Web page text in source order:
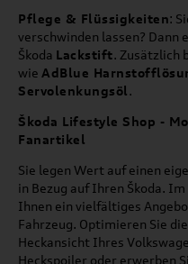
Pflege & Flüssigkeiten:
verschwinden lassen? Dann
Škoda Lackstift. Zusätzlich
wie AdBlue
Servolenkungsöl.
Škoda Lifestyle Shop -
Fanartikel
Sie legen Wert auf einen
in Bezug auf Ihren Škoda.
Ihnen ein vielfältiges
Fahrzeug. Optimieren Sie
Heckansicht Ihres
Heckspoiler oder erwerben